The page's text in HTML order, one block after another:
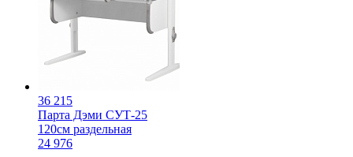
36 215
Парта Дэми СУТ-25
120см раздельная
24 976